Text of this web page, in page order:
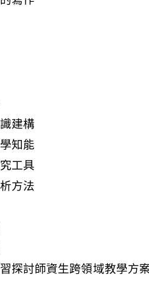
建構
知能
工具
方法
探討師資生跨領域教學方